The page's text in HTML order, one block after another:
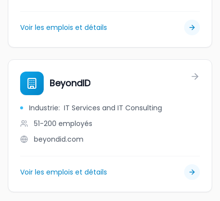
Voir les emplois et détails
BeyondID
Industrie: IT Services and IT Consulting
51-200 employés
beyondid.com
Voir les emplois et détails